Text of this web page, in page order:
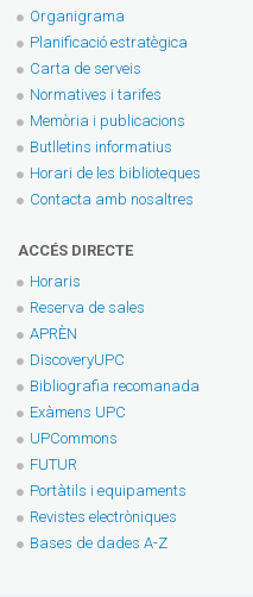
Organigrama
Planificació estratègica
Carta de serveis
Normatives i tarifes
Memòria i publicacions
Butlletins informatius
Horari de les biblioteques
Contacta amb nosaltres
ACCÉS DIRECTE
Horaris
Reserva de sales
APRÈN
DiscoveryUPC
Bibliografia recomanada
Exàmens UPC
UPCommons
FUTUR
Portàtils i equipaments
Revistes electròniques
Bases de dades A-Z